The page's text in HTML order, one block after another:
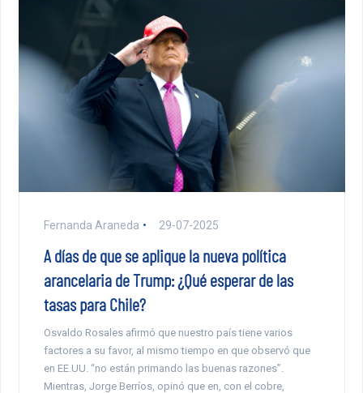
Fernanda Araneda 29-07-2025
A días de que se aplique la nueva política
arancelaria de Trump: ¿Qué esperar de las
tasas para Chile?
Osvaldo Rosales afirmó que nuestro país tiene varios
factores a su favor, al mismo tiempo en que observó que
en EE.UU. “no están primando las buenas razones”.
Mientras, Jorge Berríos, opinó que en, con el cobre,